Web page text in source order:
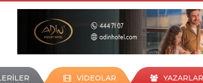
VİDEOLAR YAZARLAR